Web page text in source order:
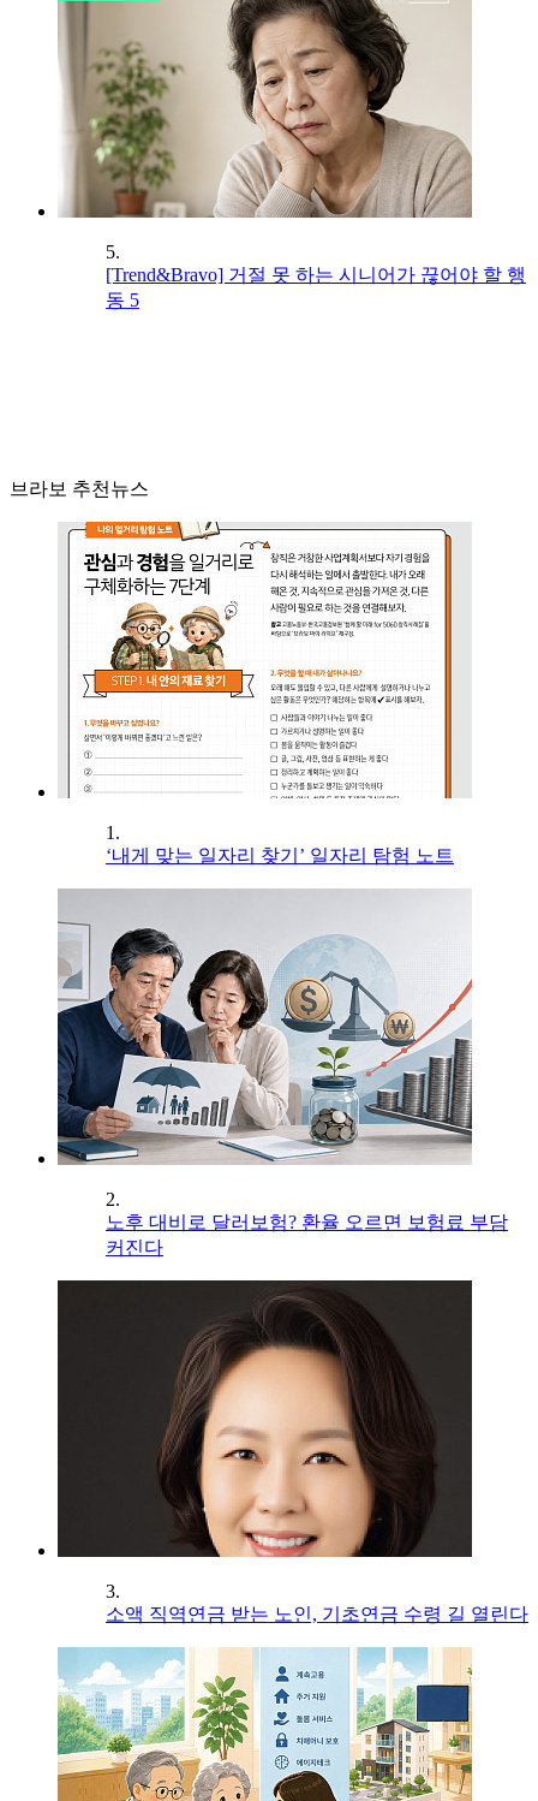
5.
[Trend&Bravo] 거절 못 하는 시니어가 끊어야 할 행
동 5
브라보 추천뉴스
1.
‘내게 맞는 일자리 찾기’ 일자리 탐험 노트
2.
노후 대비로 달러보험? 환율 오르면 보험료 부담
커진다
3.
소액 직역연금 받는 노인, 기초연금 수령 길 열린다